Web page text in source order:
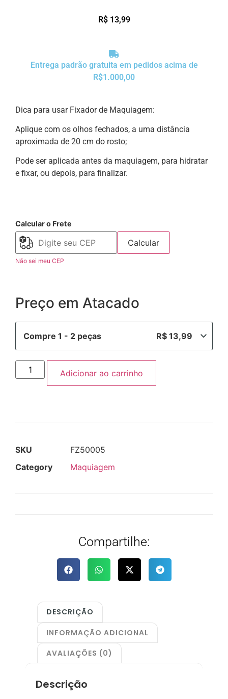
R$13,99
Entrega padrão gratuita em pedidos acima de
R$1.000,00
Dica para usar Fixador de Maquiagem:
Aplique com os olhos fechados, a uma distância
aproximada de 20 cm do rosto;
Pode ser aplicada antes da maquiagem, para hidratar
e fixar, ou depois, para finalizar.
Calcular o Frete
Calcular
Não sei meu CEP
Preço em Atacado
Compre 1 - 2 peças R$ 13,99
Adicionar ao carrinho
SKU
FZ50005
Category
Maquiagem
Compartilhe:
DESCRIÇÃO
INFORMAÇÃO ADICIONAL
AVALIAÇÕES (0)
Descrição